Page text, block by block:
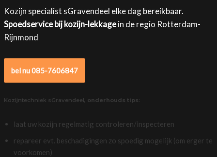
Kozijn specialist sGravendeel elke dag bereikbaar.
Spoedservice bij kozijn-lekkagein de regio Rotterdam-
Rijnmond
bel nu 085-7606847
Kozijntechniek sGravendeel, onderhouds tips:
laat uw kozijn regelmatig controleren/inspecteren
repareer evt. beschadigingen zo spoedig mogelijk (om erger te
voorkomen)